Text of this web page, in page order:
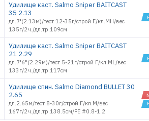
Удилище каст. Salmo Sniper BAITCAST
35 2.13
дл.7'(2.13м)/тест 12-35г/строй F/кл.MH/вес
135г/2ч./дл.тр.109см
Удилище каст. Salmo Sniper BAITCAST
21 2.29
дл.7'6"(2.29м)/тест 5-21г/строй F/кл.ML/вес
133г/2ч./дл.тр.117см
Удилище спин. Salmo Diamond BULLET 30
2.65
дл.2.65м/тест 8-30г/строй F/кл.M/вес
167г/2ч./дл.тр.138.5см/PE #0.8-1.2